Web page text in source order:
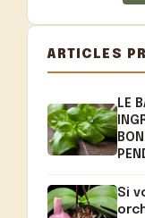
ARTICLES
LE
Si